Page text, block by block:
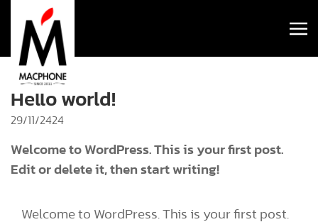
Hello world!
29/11/2424
Welcome to WordPress. This is your first post.
Edit or delete it, then start writing!
Welcome to WordPress. This is your first post.